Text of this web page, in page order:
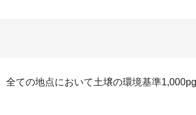
ての地点において土壌の環境基準